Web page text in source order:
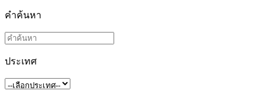
คำค้นหา
ประเทศ